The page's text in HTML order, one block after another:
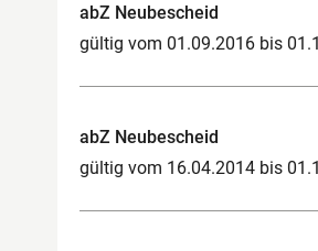
abZ Neubescheid
gültig vom 01.09.2016 bis
abZ Neubescheid
gültig vom 16.04.2014 bis